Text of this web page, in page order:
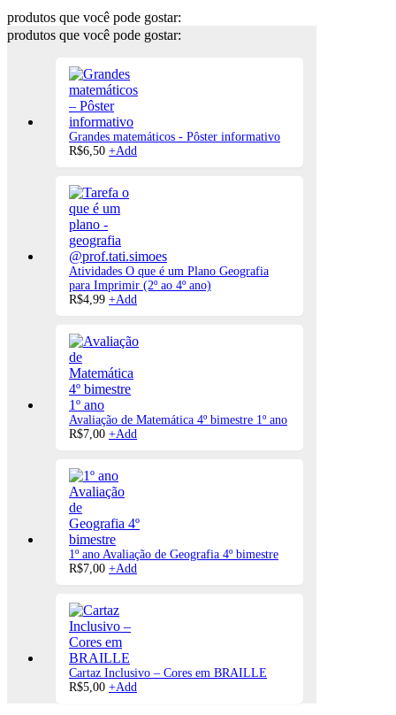
produtos que você pode gostar:
produtos que você pode gostar:
Grandes matemáticos - Pôster informativo
R$6,50 +Add
Atividades O que é um Plano Geografia
para Imprimir (2º ao 4º ano)
R$4,99 +Add
Avaliação de Matemática 4º bimestre 1º ano
R$7,00 +Add
1º ano Avaliação de Geografia 4º bimestre
R$7,00 +Add
Cartaz Inclusivo – Cores em BRAILLE
R$5,00 +Add